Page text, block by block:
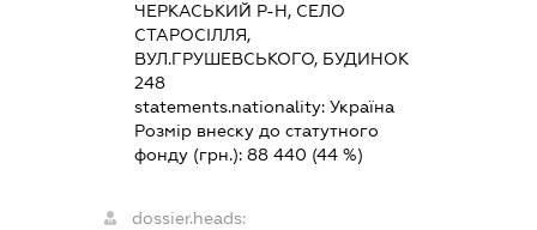
ЧЕРКАСЬКИЙ Р-Н, СЕЛО
СТАРОСІЛЛЯ,
ВУЛ.ГРУШЕВСЬКОГО, БУДИНОК
248
statements.nationality:Україна
Розмір внеску до статутного
фонду (грн.):88 440 (44 %)
dossier.heads: